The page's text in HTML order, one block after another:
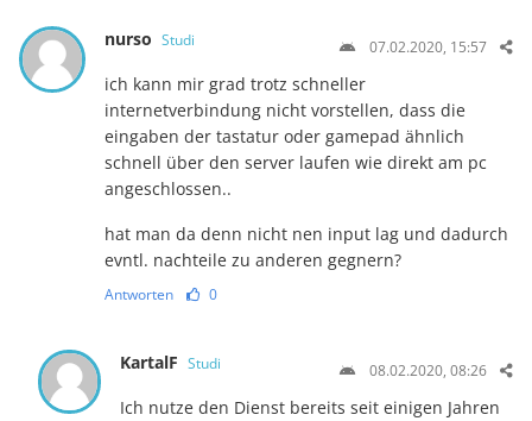
nurso Studi 07.02.2020, 15:57
ich kann mir grad trotz schneller
internetverbindung nicht vorstellen, dass die
eingaben der tastatur oder gamepad ähnlich
schnell über den server laufen wie direkt am pc
angeschlossen..
hat man da denn nicht nen input lag und dadurch
evntl. nachteile zu anderen gegnern?
Antworten 0
KartalF Studi 08.02.2020, 08:26
Ich nutze den Dienst bereits seit einigen Jahren